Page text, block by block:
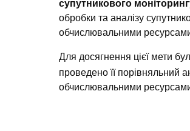
обробки та аналізу
обчислювальними
Для досягнення цієї мети
проведено її порівняльний
обчислювальними